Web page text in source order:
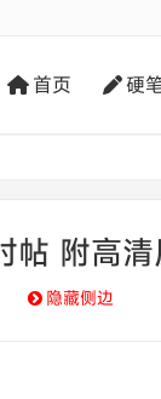
首页 硬
帖 附高
隐藏侧边